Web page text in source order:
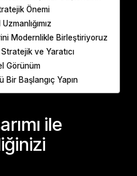
Önemi
Modernlikle Birleştiriyoruz
ve Yaratıcı
Görünüm
Bir Başlangıç Yapın
ile